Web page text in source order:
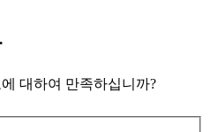
대하여 만족하십니까?